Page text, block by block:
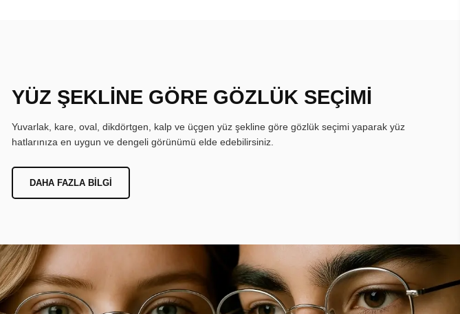
YÜZ ŞEKLİNE GÖRE GÖZLÜK SEÇİMİ
Yuvarlak, kare, oval, dikdörtgen, kalp ve üçgen yüz şekline göre gözlük seçimi yaparak yüz
hatlarınıza en uygun ve dengeli görünümü elde edebilirsiniz.
DAHA FAZLA BILGI